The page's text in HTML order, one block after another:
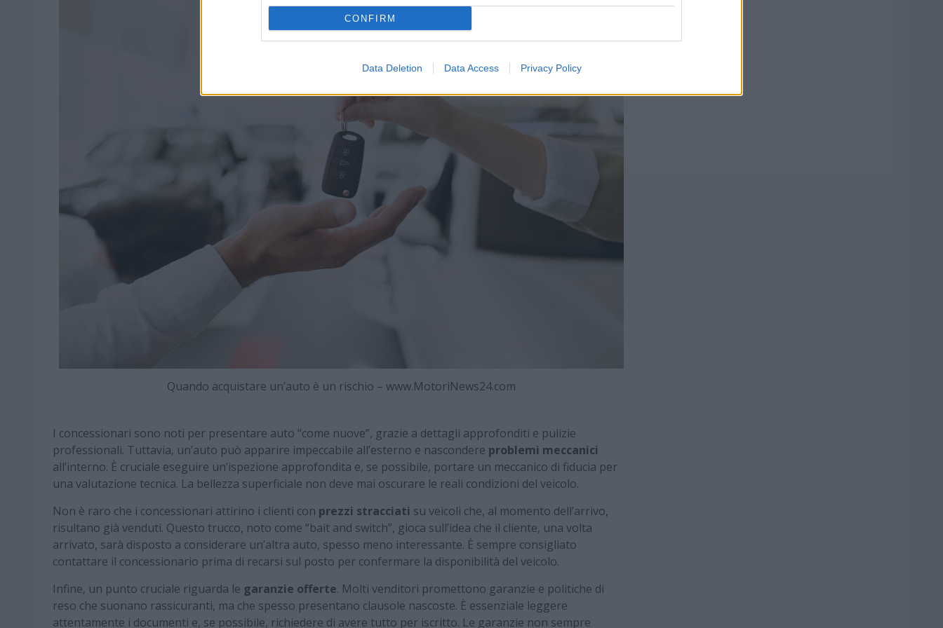
CONFIRM
Data Deletion Data Access Privacy Policy
Quando acquistare un’auto è un rischio – www.MotoriNews24.com
I concessionari sono noti per presentare auto “come nuove”, grazie a dettagli approfonditi e pulizie
professionali. Tuttavia, un’auto può apparire impeccabile all’esterno e nascondere problemi meccanici
all’interno. È cruciale eseguire un’ispezione approfondita e, se possibile, portare un meccanico di fiducia per
una valutazione tecnica. La bellezza superficiale non deve mai oscurare le reali condizioni del veicolo.
Non è raro che i concessionari attirino i clienti con prezzi stracciati su veicoli che, al momento dell’arrivo,
risultano già venduti. Questo trucco, noto come “bait and switch”, gioca sull’idea che il cliente, una volta
arrivato, sarà disposto a considerare un’altra auto, spesso meno interessante. È sempre consigliato
contattare il concessionario prima di recarsi sul posto per confermare la disponibilità del veicolo.
Infine, un punto cruciale riguarda le garanzie offerte. Molti venditori promettono garanzie e politiche di
reso che suonano rassicuranti, ma che spesso presentano clausole nascoste. È essenziale leggere
attentamente i documenti e, se possibile, richiedere di avere tutto per iscritto. Le garanzie non sempre